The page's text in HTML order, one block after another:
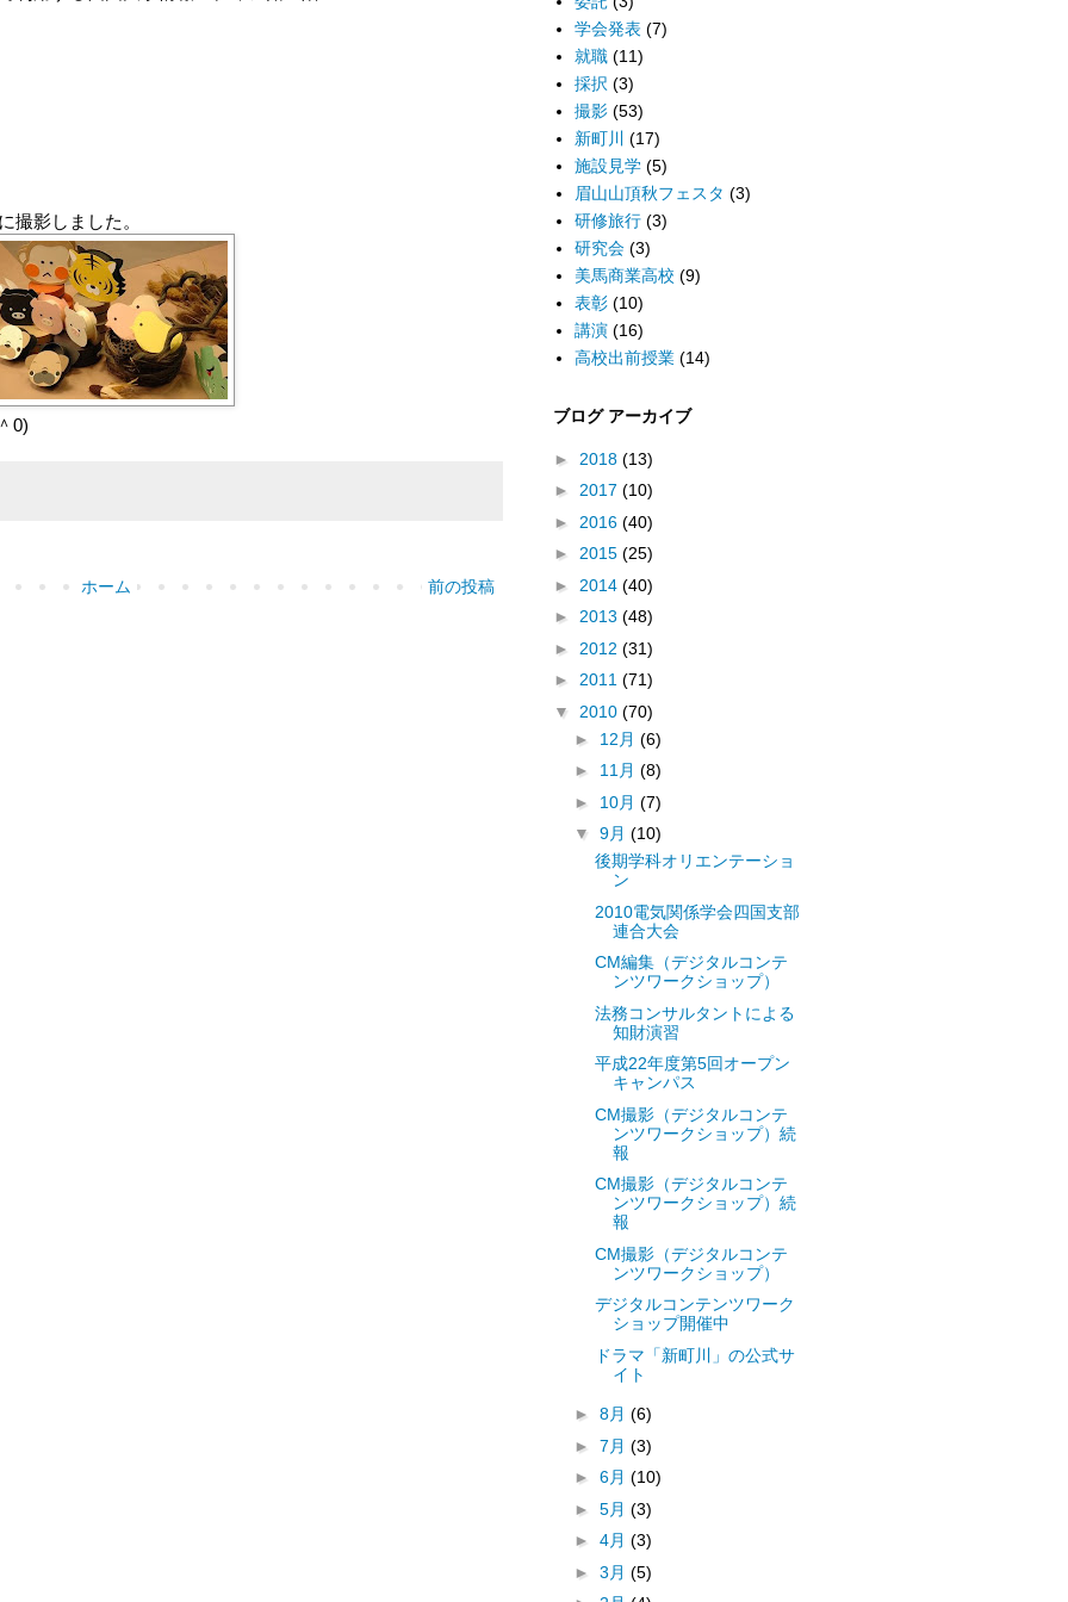
撮影しました。
0)
前の投稿
ホーム
学会発表 (7)
就職 (11)
採択 (3)
撮影 (53)
新町川 (17)
施設見学 (5)
眉山山頂秋フェスタ (3)
研修旅行 (3)
研究会 (3)
美馬商業高校 (9)
表彰 (10)
講演 (16)
高校出前授業 (14)
ブログ アーカイブ
► 2018 (13)
► 2017 (10)
► 2016 (40)
► 2015 (25)
► 2014 (40)
► 2013 (48)
► 2012 (31)
► 2011 (71)
▼ 2010 (70)
► 12月 (6)
► 11月 (8)
► 10月 (7)
▼ 9月 (10)
後期学科オリエンテーショ
ン
2010電気関係学会四国支部
連合大会
CM編集（デジタルコンテ
ンツワークショップ）
法務コンサルタントによる
知財演習
平成22年度第5回オープン
キャンパス
CM撮影（デジタルコンテ
ンツワークショップ）続
報
CM撮影（デジタルコンテ
ンツワークショップ）続
報
CM撮影（デジタルコンテ
ンツワークショップ）
デジタルコンテンツワーク
ショップ開催中
ドラマ「新町川」の公式サ
イト
► 8月 (6)
► 7月 (3)
► 6月 (10)
► 5月 (3)
► 4月 (3)
► 3月 (5)